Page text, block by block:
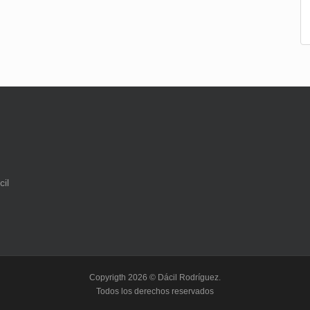
Copyrigth 2026 © Dácil Rodríguez.
Todos los derechos reservados